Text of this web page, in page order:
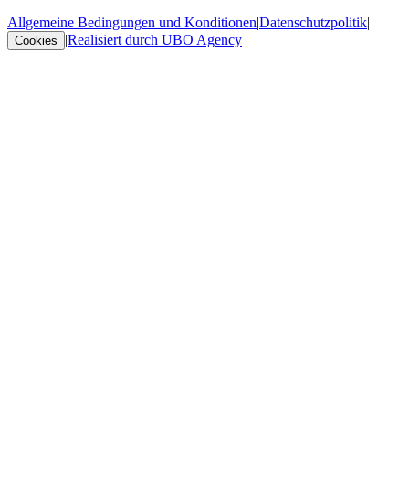
Allgemeine Bedingungen und Konditionen|Datenschutzpolitik|
Cookies |Realisiert durch UBO Agency